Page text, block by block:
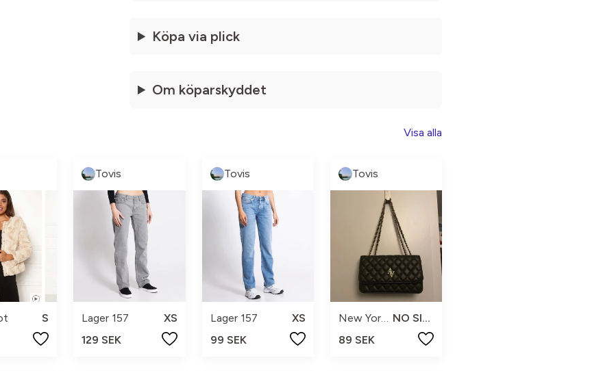
Köpa via plick
Om köparskyddet
Visa alla
S
Tovis
Lager 157
XS
129 SEK
Tovis
Lager 157
XS
99 SEK
Tovis
New Yorker
NO SIZE
89 SEK